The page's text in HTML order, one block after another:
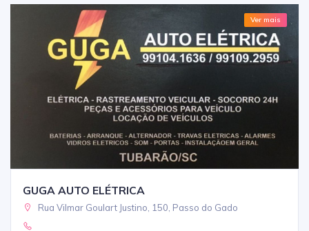
Ver mais
GUGA AUTO ELÉTRICA
Rua Vilmar Goulart Justino, 150, Passo do Gado